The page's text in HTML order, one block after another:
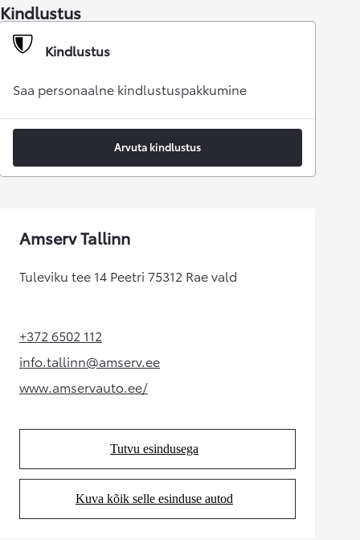
Kindlustus
Kindlustus
Saa personaalne kindlustuspakkumine
Arvuta kindlustus
Amserv Tallinn
Tuleviku tee 14 Peetri 75312 Rae vald
+372 6502 112(Opens in new tab)
info.tallinn@amserv.ee
(Opens in new tab)
www.amservauto.ee/
(Opens in new tab)
Tutvu esindusega
(Opens in new tab)
Kuva kõik selle esinduse autod
(Opens in new tab)